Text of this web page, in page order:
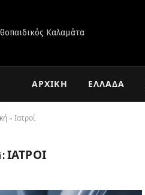
Καλαμάτα
ΑΡΧΙΚΉ ΕΛΛΆΔΑ
» Ιατροί
ΙΑΤΡΟΊ